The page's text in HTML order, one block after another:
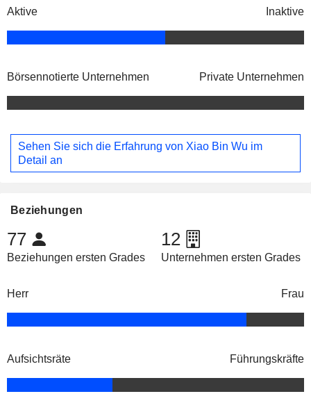
Aktive Inaktive
Börsennotierte Unternehmen Private Unternehmen
Sehen Sie sich die Erfahrung von Xiao Bin Wu im
Detail an
Beziehungen
77
Beziehungen ersten Grades
12
Unternehmen ersten Grades
Herr Frau
Aufsichtsräte Führungskräfte